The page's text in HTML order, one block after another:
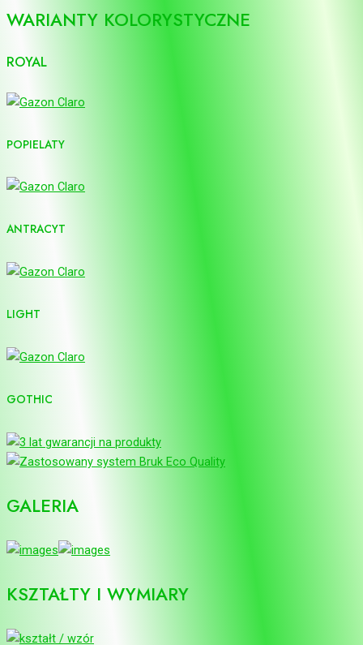
WARIANTY KOLORYSTYCZNE
ROYAL
POPIELATY
ANTRACYT
LIGHT
GOTHIC
GALERIA
KSZTAŁTY I WYMIARY